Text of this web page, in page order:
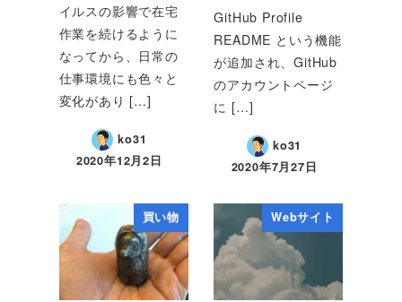
イルスの影響で在宅
作業を続けるように
なってから、日常の
仕事環境にも色々と
変化があり […]
ko31
2020年12月2日
GitHub Profile
README という機能
が追加され、GitHub
のアカウントページ
に […]
ko31
2020年7月27日
買い物 Webサイト